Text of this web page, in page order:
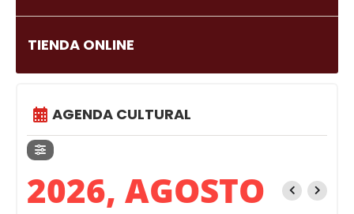
TIENDA ONLINE
AGENDA CULTURAL
2026, AGOSTO